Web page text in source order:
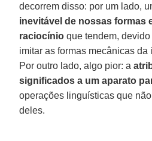
decorrem disso: por um lado,
inevitável de nossas formas
raciocínio que tendem,
imitar as formas mecânicas
Por outro lado, algo pior: a
significados a um aparato
operações linguísticas que
deles.